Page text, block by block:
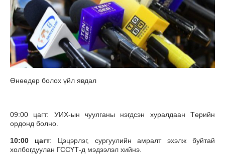
Өнөөдөр болох үйл явдал
09:00 цагт: УИХ-ын чуулганы нэгдсэн хуралдаан Төрийн
ордонд болно.
10:00 цагт: Цэцэрлэг, сургуулийн амралт эхэлж буйтай
холбогдуулан ГССҮТ-д мэдээлэл хийнэ.